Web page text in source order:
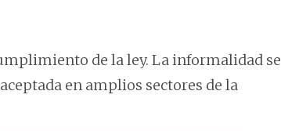
de la ley. La informalidad se
en amplios sectores de la